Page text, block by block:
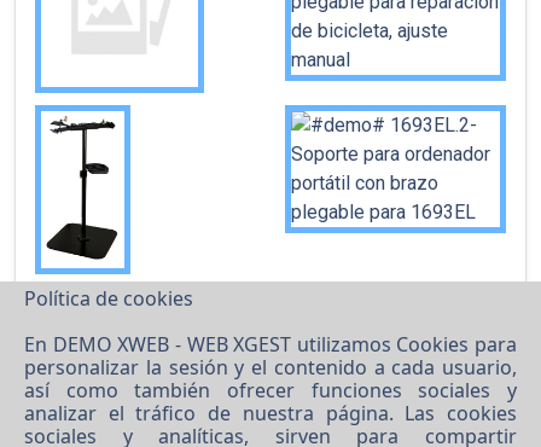
Política de cookies
En DEMO XWEB - WEB XGEST utilizamos Cookies para
personalizar la sesión y el contenido a cada usuario,
así como también ofrecer funciones sociales y
analizar el tráfico de nuestra página. Las cookies
sociales y analíticas, sirven para compartir